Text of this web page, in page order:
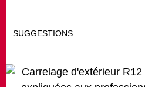
MAGAZINE
CONTACTS
SUGGESTIONS